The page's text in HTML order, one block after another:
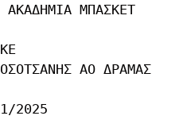
ΜΠΑΣΚΕΤ
ΑΟ ΔΡΑΜΑΣ
2025